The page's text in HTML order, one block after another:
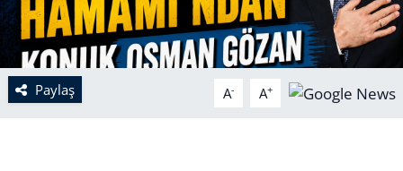
Paylaş A- A+